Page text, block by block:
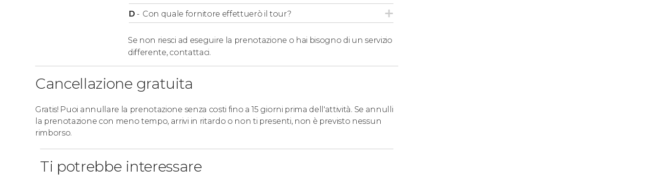
D - Con quale fornitore effettuerò il tour?
Se non riesci ad eseguire la prenotazione o hai bisogno di un servizio
differente, contattaci.
Cancellazione gratuita
Gratis! Puoi annullare la prenotazione senza costi fino a 15 giorni prima dell'attività. Se annulli
la prenotazione con meno tempo, arrivi in ritardo o non ti presenti, non è previsto nessun
rimborso.
Ti potrebbe interessare